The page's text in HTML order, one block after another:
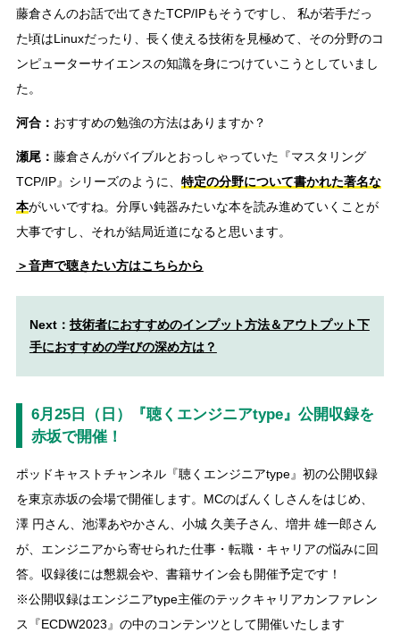
藤倉さんのお話で出てきたTCP/IPもそうですし、 私が若手だっ
た頃はLinuxだったり、長く使える技術を見極めて、その分野のコ
ンピューターサイエンスの知識を身につけていこうとしていまし
た。
河合： おすすめの勉強の方法はありますか？
瀬尾： 藤倉さんがバイブルとおっしゃっていた『マスタリング
TCP/IP』シリーズのように、 特定の分野について書かれた著名な
本がいいですね。分厚い鈍器みたいな本を読み進めていくことが
大事ですし、それが結局近道になると思います。
＞音声で聴きたい方はこちらから
Next： 技術者におすすめのインプット方法＆アウトプット下
手におすすめの学びの深め方は？
6月25日（日）『聴くエンジニアtype』公開収録を
赤坂で開催！
ポッドキャストチャンネル『聴くエンジニアtype』初の公開収録
を東京赤坂の会場で開催します。MCのばんくしさんをはじめ、
澤 円さん、池澤あやかさん、小城 久美子さん、増井 雄一郎さん
が、エンジニアから寄せられた仕事・転職・キャリアの悩みに回
答。収録後には懇親会や、書籍サイン会も開催予定です！
※公開収録はエンジニアtype主催のテックキャリアカンファレン
ス『ECDW2023』の中のコンテンツとして開催いたします